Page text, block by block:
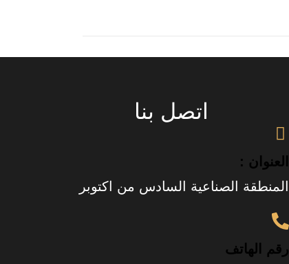
اتصل بنا
العنوان :
المنطقة الصناعية السادس من اكتوبر
رقم الهاتف